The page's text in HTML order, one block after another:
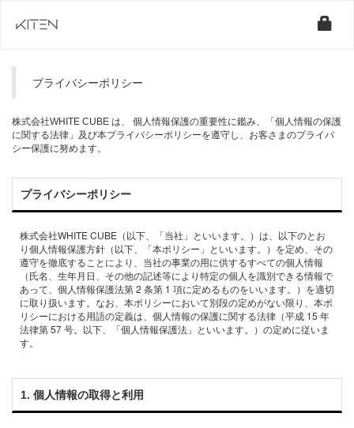
プライバシーポリシー
株式会社WHITE CUBE は、 個人情報保護の重要性に鑑み、「個人情報の保護
に関する法律」及び本プライバシーポリシーを遵守し、お客さまのプライバ
シー保護に努めます。
プライバシーポリシー
株式会社WHITE CUBE（以下、「当社」といいます。）は、以下のとお
り個⼈情報保護⽅針（以下、「本ポリシー」といいます。）を定め、その
遵守を徹底することにより、当社の事業の⽤に供するすべての個⼈情報
（⽒名、⽣年⽉⽇、その他の記述等により特定の個⼈を識別できる情報で
あって、個⼈情報保護法第 2 条第 1 項に定めるものをいいます。）を適切
に取り扱います。なお、本ポリシーにおいて別段の定めがない限り、本ポ
リシーにおける⽤語の定義は、個⼈情報の保護に関する法律（平成 15 年
法律第 57 号。以下、「個⼈情報保護法」といいます。）の定めに従いま
1. 個⼈情報の取得と利⽤